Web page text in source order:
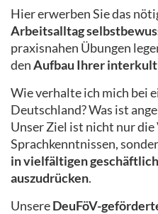
Hier erwerben Sie das
Arbeitsalltag
praxisnahen Übungen
denAufbau Ihrer
Wie verhalte ich mich bei
Deutschland? Was ist
Unser Ziel ist nicht nur
Sprachkenntnissen,
in vielfältigen
auszudrücken.
UnsereDeuFöV-